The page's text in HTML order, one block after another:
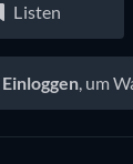
Listen
Einloggen, um